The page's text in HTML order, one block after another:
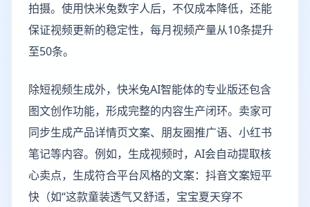
拍摄。使用快米兔数字人后，不仅成本降低，还能
保证视频更新的稳定性，每月视频产量从10条提升
至50条。
除短视频生成外，快米兔AI智能体的专业版还包含
图文创作功能，形成完整的内容生产闭环。卖家可
同步生成产品详情页文案、朋友圈推广语、小红书
笔记等内容。例如，生成视频时，AI会自动提取核
心卖点，生成符合平台风格的文案：抖音文案短平
快（如“这款童装透气又舒适，宝宝夏天穿不